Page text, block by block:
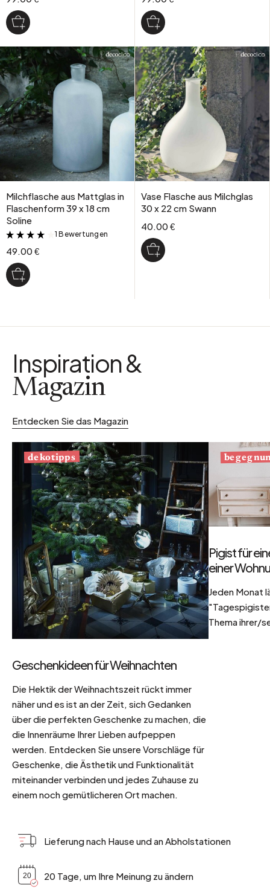
Milchflasche aus Mattglas in
Flaschenform 39 x 18 cm
Soline
&
1 Bewertungen
49.00 €
Vase Flasche aus Milchglas
30 x 22 cm Swann
40.00 €
Inspiration &
Magazin
Entdecken Sie das Magazin
dekotipps
Geschenkideen für Weihnachten
Die Hektik der Weihnachtszeit rückt immer
näher und es ist an der Zeit, sich Gedanken
über die perfekten Geschenke zu machen, die
die Innenräume Ihrer Lieben aufpeppen
werden. Entdecken Sie unsere Vorschläge für
Geschenke, die Ästhetik und Funktionalität
miteinander verbinden und jedes Zuhause zu
einem noch gemütlicheren Ort machen.
Pigist für
einer
Jeden Monat
Thema ihrer/
Lieferung nach Hause und an Abholstationen
20 Tage, um Ihre Meinung zu ändern